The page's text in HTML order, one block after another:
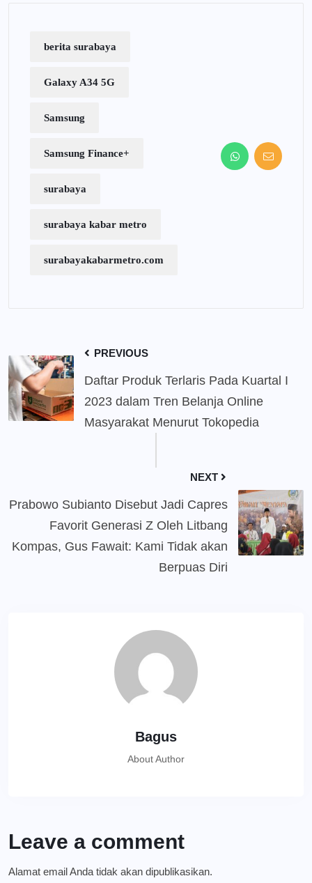
berita surabaya
Galaxy A34 5G
Samsung
Samsung Finance+
surabaya
surabaya kabar metro
surabayakabarmetro.com
PREVIOUS
Daftar Produk Terlaris Pada Kuartal I
2023 dalam Tren Belanja Online
Masyarakat Menurut Tokopedia
NEXT
Prabowo Subianto Disebut Jadi Capres
Favorit Generasi Z Oleh Litbang
Kompas, Gus Fawait: Kami Tidak akan
Berpuas Diri
Bagus
About Author
Leave a comment
Alamat email Anda tidak akan dipublikasikan.